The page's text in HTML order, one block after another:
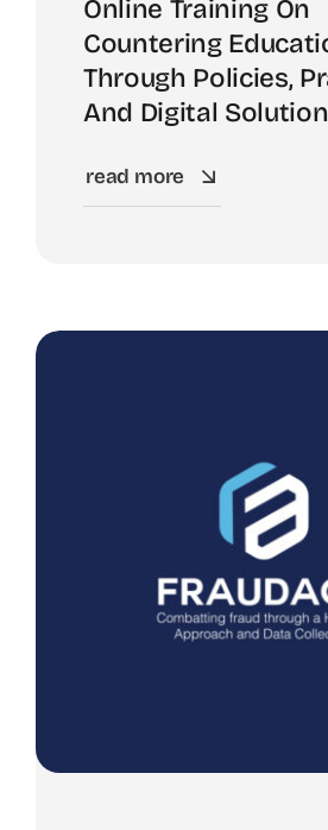
Online Training On
Countering
Through Policies,
And Digital
read more